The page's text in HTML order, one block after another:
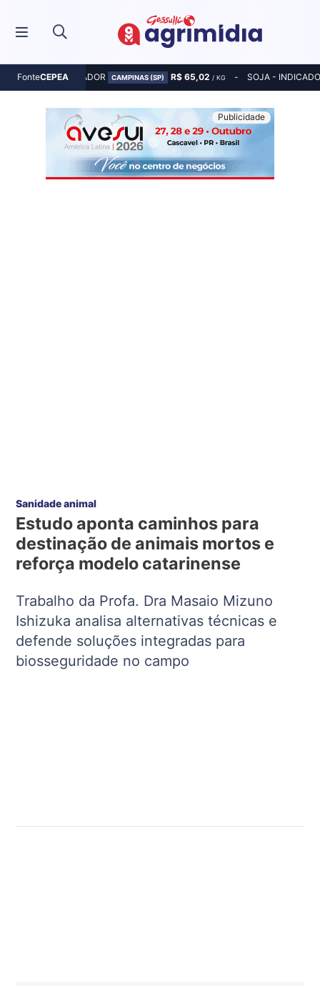
FonteCEPEA
MILHO - INDICADOR CAMPINAS (SP) R$ 65,02 / KG SOJA -
Sanidade animal
Estudo aponta caminhos para
destinação de animais mortos e
reforça modelo catarinense
Trabalho da Profa. Dra Masaio Mizuno
Ishizuka analisa alternativas técnicas e
defende soluções integradas para
biosseguridade no campo